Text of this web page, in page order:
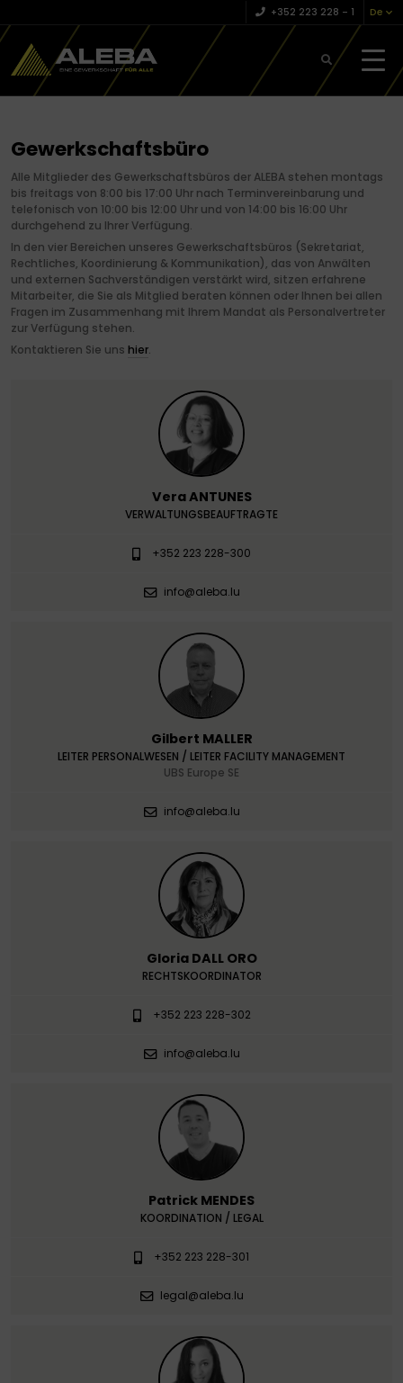
+352 223 228 – 1 De
Gewerkschaftsbüro
Alle Mitglieder des Gewerkschaftsbüros der ALEBA stehen montags
bis freitags von 8:00 bis 17:00 Uhr nach Terminvereinbarung und
telefonisch von 10:00 bis 12:00 Uhr und von 14:00 bis 16:00 Uhr
durchgehend zu Ihrer Verfügung.
In den vier Bereichen unseres Gewerkschaftsbüros (Sekretariat,
Rechtliches, Koordinierung & Kommunikation), das von Anwälten
und externen Sachverständigen verstärkt wird, sitzen erfahrene
Mitarbeiter, die Sie als Mitglied beraten können oder Ihnen bei allen
Fragen im Zusammenhang mit Ihrem Mandat als Personalvertreter
zur Verfügung stehen.
Kontaktieren Sie uns hier.
Vera ANTUNES
VERWALTUNGSBEAUFTRAGTE
+352 223 228-300
info@aleba.lu
Gilbert MALLER
LEITER PERSONALWESEN / LEITER FACILITY MANAGEMENT
UBS Europe SE
info@aleba.lu
Gloria DALL ORO
RECHTSKOORDINATOR
+352 223 228-302
info@aleba.lu
Patrick MENDES
KOORDINATION / LEGAL
+352 223 228-301
legal@aleba.lu